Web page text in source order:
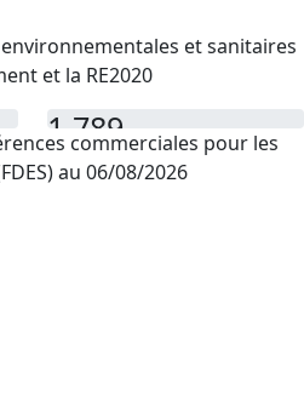
et sanitaires
et la RE2020
1 789
PEPcommerciales pour les
au 06/08/2026